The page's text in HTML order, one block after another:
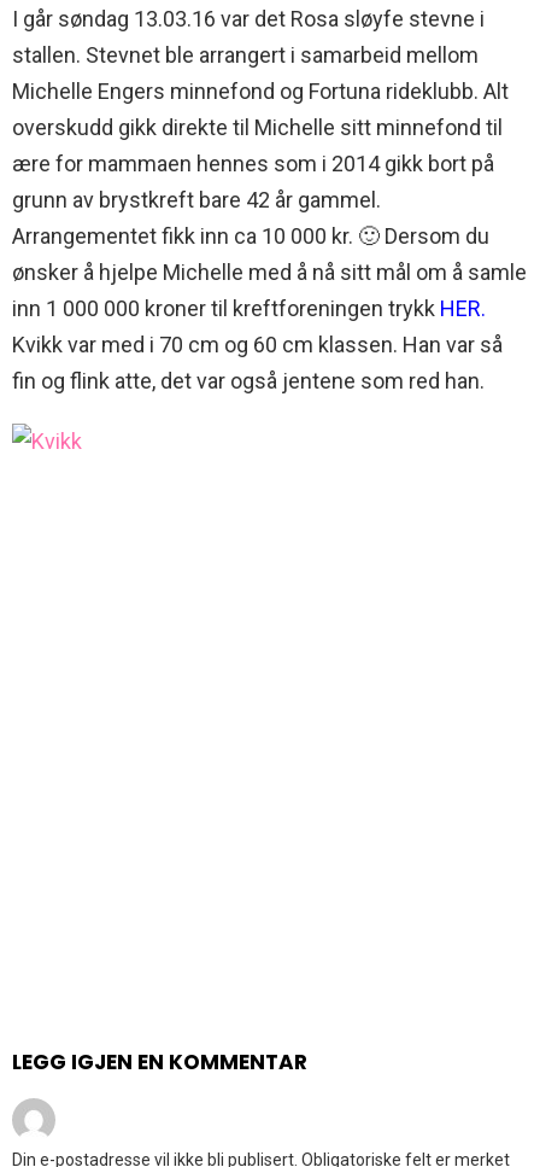
I går søndag 13.03.16 var det Rosa sløyfe stevne i
stallen. Stevnet ble arrangert i samarbeid mellom
Michelle Engers minnefond og Fortuna rideklubb. Alt
overskudd gikk direkte til Michelle sitt minnefond til
ære for mammaen hennes som i 2014 gikk bort på
grunn av brystkreft bare 42 år gammel.
Arrangementet fikk inn ca 10 000 kr. 🙂 Dersom du
ønsker å hjelpe Michelle med å nå sitt mål om å samle
inn 1 000 000 kroner til kreftforeningen trykk HER.
Kvikk var med i 70 cm og 60 cm klassen. Han var så
fin og flink atte, det var også jentene som red han.
LEGG IGJEN EN KOMMENTAR
Din e-postadresse vil ikke bli publisert. Obligatoriske felt er merket